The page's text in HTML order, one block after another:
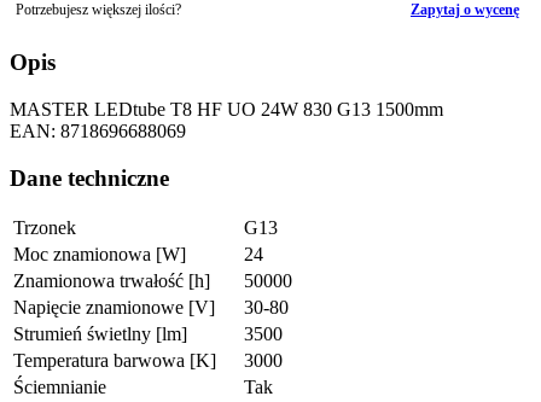
Potrzebujesz większej ilości? Zapytaj o wycenę
Opis
MASTER LEDtube T8 HF UO 24W 830 G13 1500mm
EAN: 8718696688069
Dane techniczne
Trzonek
G13
Moc znamionowa [W]
24
Znamionowa trwałość [h]
50000
Napięcie znamionowe [V]
30-80
Strumień świetlny [lm]
3500
Temperatura barwowa [K]
3000
Ściemnianie
Tak